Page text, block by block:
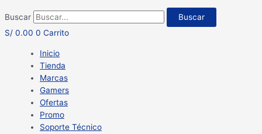
Buscar
Buscar
S/ 0.00 0 Carrito
Inicio
Tienda
Marcas
Gamers
Ofertas
Promo
Soporte Técnico